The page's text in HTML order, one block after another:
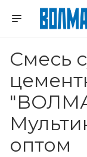
Смесь
оптом